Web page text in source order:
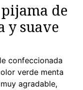
de
y suave
confeccionada
verde menta
agradable,